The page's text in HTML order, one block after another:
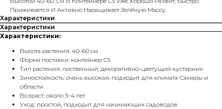
Приживается И Активно Наращивает Зелёную Массу.
Характеристики
Характеристики
Характеристики:
Высота растения: 40–60 см
Форма поставки: контейнер C5
Тип растения: лиственный, декоративно-цветущий кустарник
Зимостойкость: очень высокая, подходит для климата Самары и
области
Возраст: около 3–4 лет
Уход: простой, подходит для начинающих садоводов